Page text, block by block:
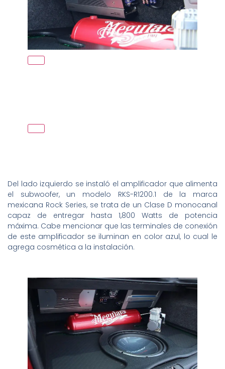
Del lado izquierdo se instaló el amplificador que alimenta
el subwoofer, un modelo RKS-R1200.1 de la marca
mexicana Rock Series, se trata de un Clase D monocanal
capaz de entregar hasta 1,800 Watts de potencia
máxima. Cabe mencionar que las terminales de conexión
de este amplificador se iluminan en color azul, lo cual le
agrega cosmética a la instalación.